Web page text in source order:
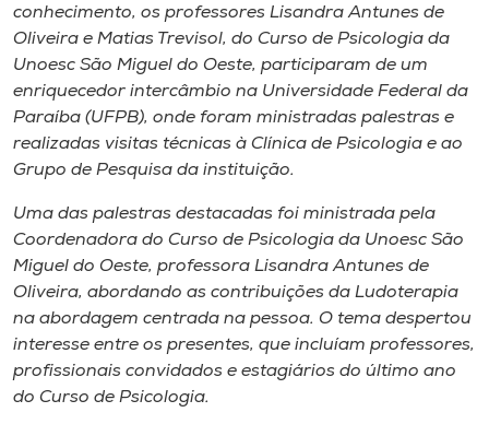
Museu
Unoesc
Store
Selecione
conhecimento, os professores Lisandra Antunes de
Oliveira e Matias Trevisol, do Curso de Psicologia da
Unoesc São Miguel do Oeste, participaram de um
enriquecedor intercâmbio na Universidade Federal da
Paraíba (UFPB), onde foram ministradas palestras e
realizadas visitas técnicas à Clínica de Psicologia e ao
Grupo de Pesquisa da instituição.
Uma das palestras destacadas foi ministrada pela
Coordenadora do Curso de Psicologia da Unoesc São
Miguel do Oeste, professora Lisandra Antunes de
Oliveira, abordando as contribuições da Ludoterapia
na abordagem centrada na pessoa. O tema despertou
interesse entre os presentes, que incluíam professores,
profissionais convidados e estagiários do último ano
do Curso de Psicologia.